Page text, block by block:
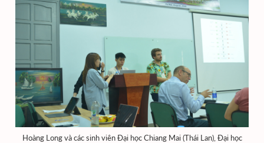
Hoàng Long và các sinh viên Đại học Chiang Mai (Thái Lan), Đại học